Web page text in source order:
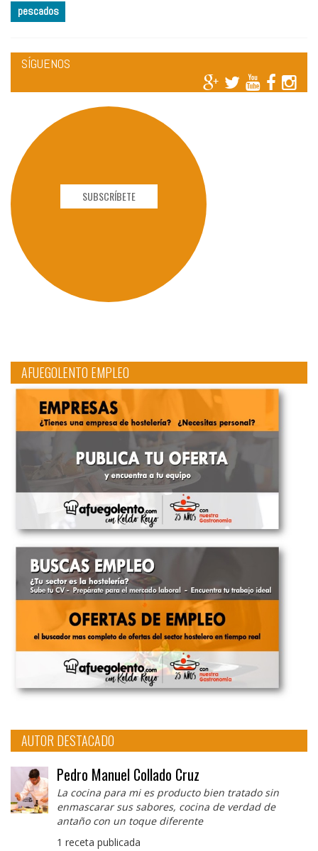
pescados
SÍGUENOS
SUBSCRÍBETE
AFUEGOLENTO EMPLEO
AUTOR DESTACADO
Pedro Manuel Collado Cruz
La cocina para mi es producto bien tratado sin
enmascarar sus sabores, cocina de verdad de
antaño con un toque diferente
1 receta publicada